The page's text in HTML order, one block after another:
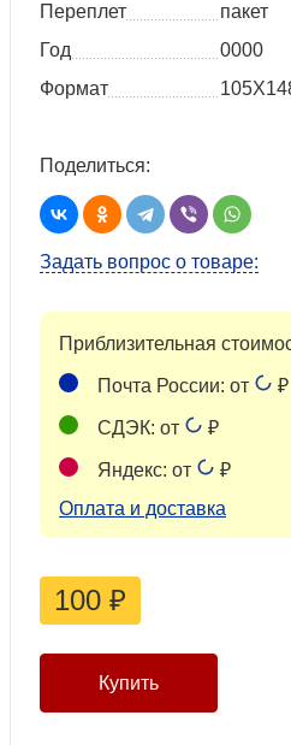
Переплет
пакет
Год
0000
Формат
Поделиться:
Задать вопрос о товаре:
Приблизительная
Почта России: от ₽
СДЭК: от ₽
Яндекс: от
₽
Оплата и доставка
100 ₽